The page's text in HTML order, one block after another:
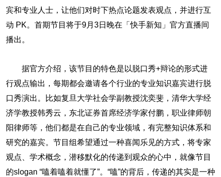
宾和专业人士，让他们对时下热点论题发表观点，并进行互
动 PK。首期节目将于9月3日晚在「快手新知」官方直播间
播出。
据官方介绍，该节目的特色是以脱口秀+辩论的形式进
行观点输出，每期都会邀请各个行业的专业知识嘉宾进行脱
口秀演出。比如复旦大学社会学副教授沈奕斐，清华大学经
济学教授韩秀云，东北证券首席经济学家付鹏，职业律师朝
阳律师等，他们都是在自己的专业领域，有完整知识体系和
研究的嘉宾。节目组希望通过一种喜闻乐见的方式，将专家
观点、学术概念，潜移默化的传递到观众的心中，就像节目
的slogan “嗑着嗑着就懂了”。“嗑”的背后，传递的其实是一种